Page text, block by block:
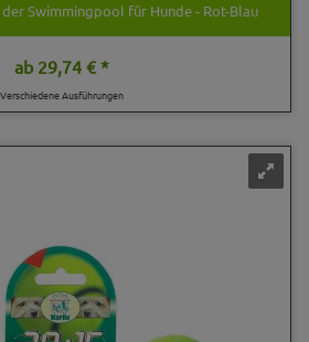
der Swimmingpool für Hunde - Rot-Blau
ab29,74 € *
Verschiedene Ausführungen